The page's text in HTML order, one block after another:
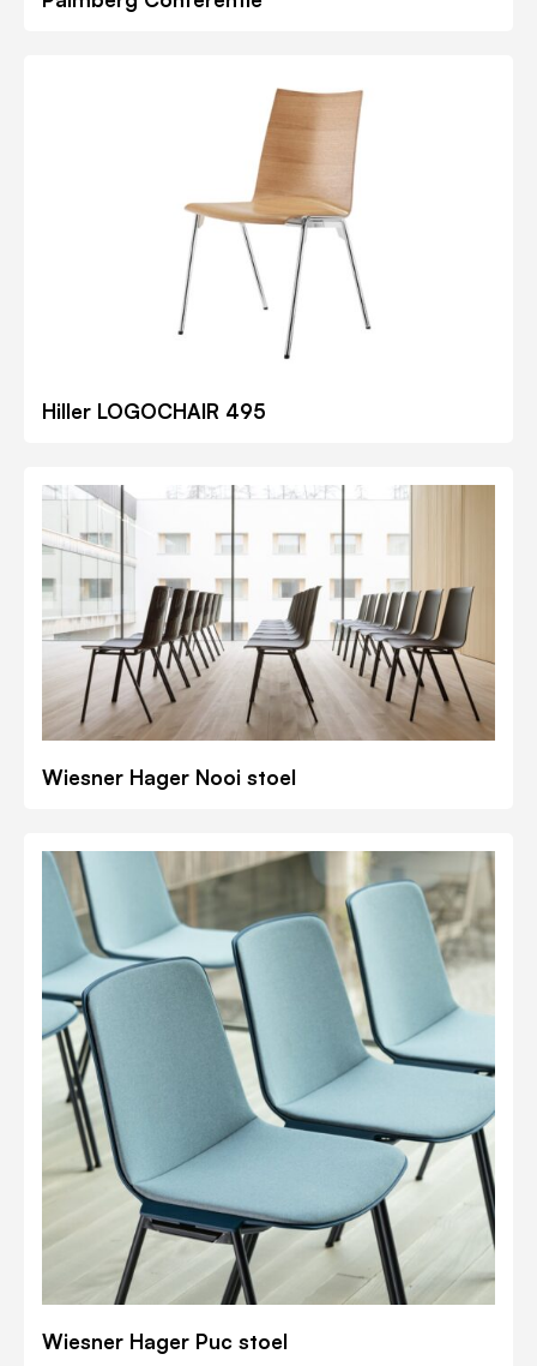
Hiller LOGOCHAIR 495
Wiesner Hager Nooi stoel
Wiesner Hager Puc stoel